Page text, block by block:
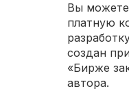
Вы можете
платную
создан
«Бирже
автора.